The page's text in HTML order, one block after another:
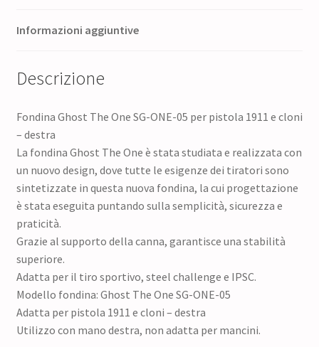
Informazioni aggiuntive
Descrizione
Fondina Ghost The One SG-ONE-05 per pistola 1911 e cloni
– destra
La fondina Ghost The One è stata studiata e realizzata con
un nuovo design, dove tutte le esigenze dei tiratori sono
sintetizzate in questa nuova fondina, la cui progettazione
è stata eseguita puntando sulla semplicità, sicurezza e
praticità.
Grazie al supporto della canna, garantisce una stabilità
superiore.
Adatta per il tiro sportivo, steel challenge e IPSC.
Modello fondina: Ghost The One SG-ONE-05
Adatta per pistola 1911 e cloni – destra
Utilizzo con mano destra, non adatta per mancini.